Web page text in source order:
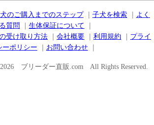
のご購入までのステップ｜ 子犬を検索 ｜ よく
質問
｜ 生体保証について ｜
受け取り方法 ｜ 会社概要 ｜ 利用規約 ｜ プライ
ーポリシー ｜ お問い合わせ ｜
ブリーダー直販.com All Rights Reserved.